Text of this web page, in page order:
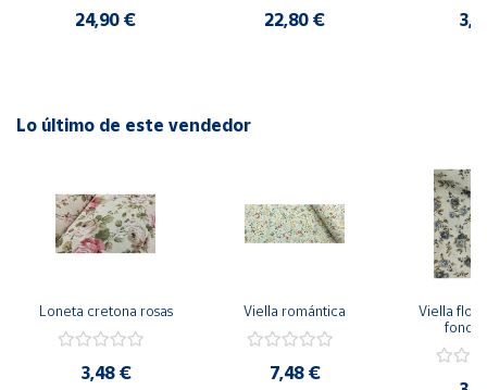
24,90 € 22,80 €
Lo último de este vendedor
Loneta cretona rosas
3,48 €
Viella romántica
7,48 €
Viella
fondo